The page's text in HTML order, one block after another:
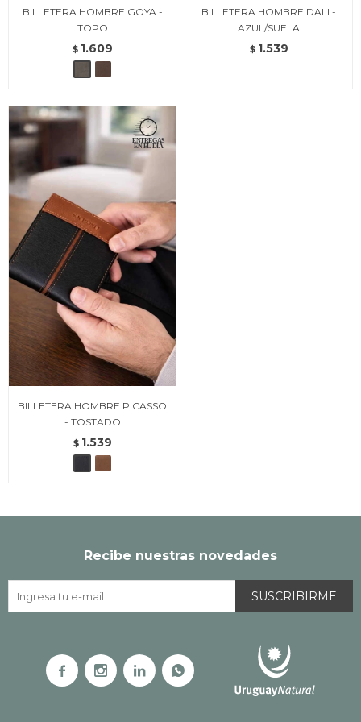
BILLETERA HOMBRE GOYA -
TOPO
$ 1.609
BILLETERA HOMBRE DALI -
AZUL/SUELA
$ 1.539
BILLETERA HOMBRE PICASSO
- TOSTADO
$ 1.539
Recibe nuestras novedades
SUSCRIBIRME
   